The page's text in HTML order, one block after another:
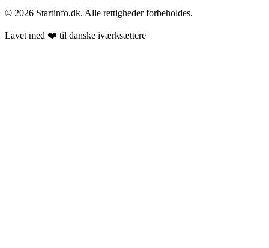
© 2026 Startinfo.dk. Alle rettigheder forbeholdes.
Lavet med ❤️ til danske iværksættere